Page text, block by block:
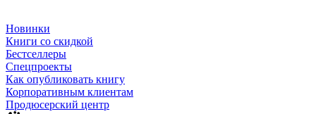
Новинки
Книги со скидкой
Бестселлеры
Спецпроекты
Как опубликовать книгу
Корпоративным клиентам
Продюсерский центр